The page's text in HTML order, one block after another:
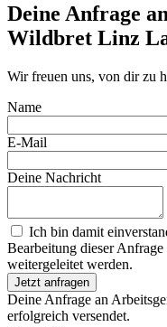
Deine Anfrage
Wildbret Linz
Wir freuen uns, von dir zu
Name
E-Mail
Deine Nachricht
Ich bin damit
Bearbeitung dieser
weitergeleitet werden.
Jetzt anfragen
Deine Anfrage an
erfolgreich versendet.